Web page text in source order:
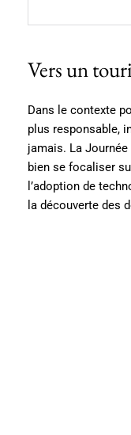
Vers un
Dans le contexte
plus responsable,
jamais. La
bien se focaliser
l’adoption de
la découverte des